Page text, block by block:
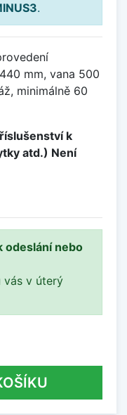
.
mm, vana 500
minimálně 60
k
atd.) Není
odeslání nebo
vás v úterý